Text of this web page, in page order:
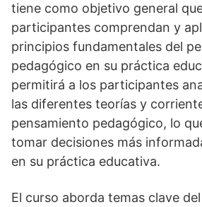
tiene como objetivo general
participantes comprendan y
principios fundamentales del
pedagógico en su práctica
permitirá a los participantes
las diferentes teorías y
pensamiento pedagógico, lo
tomar decisiones más
en su práctica educativa.
El curso aborda temas clave